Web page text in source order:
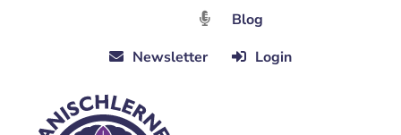
Blog
Newsletter
Login